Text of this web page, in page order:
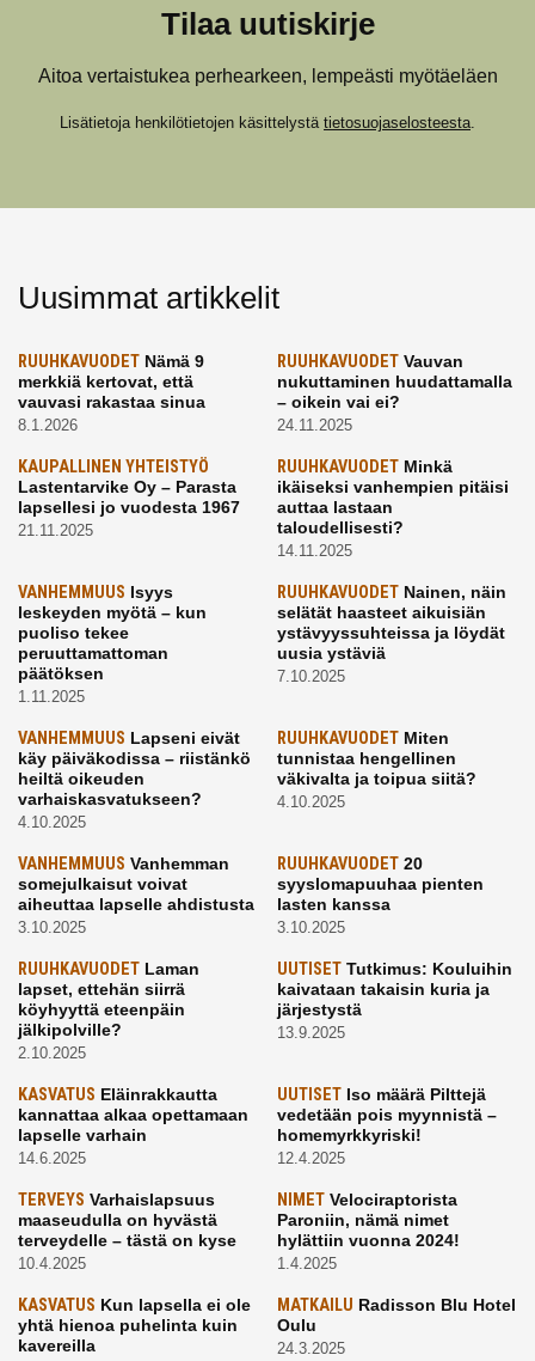
Tilaa uutiskirje
Aitoa vertaistukea perhearkeen, lempeästi myötäeläen
Lisätietoja henkilötietojen käsittelystä tietosuojaselosteesta
Uusimmat artikkelit
RUUHKAVUODET Nämä 9
merkkiä kertovat, että
vauvasi rakastaa sinua
8.1.2026
RUUHKAVUODETVauvan
nukuttaminen huudattamalla
– oikein vai ei?
24.11.2025
KAUPALLINEN YHTEISTYÖ
Lastentarvike Oy – Parasta
lapsellesi jo vuodesta 1967
21.11.2025
RUUHKAVUODETMinkä
ikäiseksi vanhempien pitäisi
auttaa lastaan
taloudellisesti?
14.11.2025
VANHEMMUUS Isyys
leskeyden myötä – kun
puoliso tekee
peruuttamattoman
päätöksen
1.11.2025
RUUHKAVUODETNainen, näin
selätät haasteet aikuisiän
ystävyyssuhteissa ja löydät
uusia ystäviä
7.10.2025
VANHEMMUUS Lapseni eivät
käy päiväkodissa – riistänkö
heiltä oikeuden
varhaiskasvatukseen?
4.10.2025
RUUHKAVUODETMiten
tunnistaa hengellinen
väkivalta ja toipua siitä?
4.10.2025
VANHEMMUUS Vanhemman
somejulkaisut voivat
aiheuttaa lapselle ahdistusta
3.10.2025
RUUHKAVUODET20
syyslomapuuhaa pienten
lasten kanssa
3.10.2025
RUUHKAVUODET Laman
lapset, ettehän siirrä
köyhyyttä eteenpäin
jälkipolville?
2.10.2025
UUTISETTutkimus: Kouluihin
kaivataan takaisin kuria ja
järjestystä
13.9.2025
KASVATUS Eläinrakkautta
kannattaa alkaa opettamaan
lapselle varhain
14.6.2025
UUTISETIso määrä Pilttejä
vedetään pois myynnistä –
homemyrkkyriski!
12.4.2025
TERVEYS Varhaislapsuus
maaseudulla on hyvästä
terveydelle – tästä on kyse
10.4.2025
NIMETVelociraptorista
Paroniin, nämä nimet
hylättiin vuonna 2024!
1.4.2025
KASVATUS Kun lapsella ei ole
yhtä hienoa puhelinta kuin
kavereilla
MATKAILU Radisson Blu Hotel
Oulu
24.3.2025